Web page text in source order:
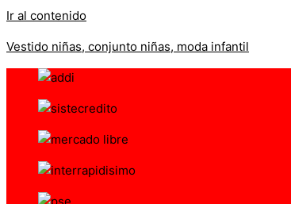
Ir al contenido
Vestido niñas, conjunto niñas, moda infantil